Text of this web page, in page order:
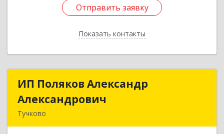
Отправить заявку
Показать контакты
Отправить заявку
Назад
ИП Поляков Александр
Александрович
Тучково
ИП Поляков Александр